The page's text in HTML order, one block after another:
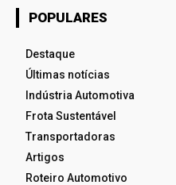
POPULARES
Destaque
Últimas notícias
Indústria Automotiva
Frota Sustentável
Transportadoras
Artigos
Roteiro Automotivo